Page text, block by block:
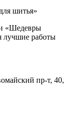
шитья»
«Шедевры
лучшие работы
пр-т, 40,